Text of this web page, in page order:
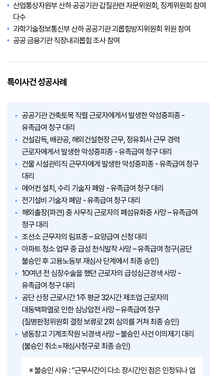
산업통상자원부 산하 공공기관 갑질관련 자문위원회, 징계위원회 참여
다수
과학기술정보통신부 산하 공공기관 괴롭힘방지위원회 위원 참여
공공 금융기관 직장내괴롭힘 조사 참여
특이사건 성공사례
공공기관 건축토목 직렬 근로자에게서 발생한 악성중피종 -
유족급여 청구 대리
건설감독, 배관공, 해외건설현장 근무, 정유회사 근무 경력
근로자에게서 발생한 악성중피종 - 유족급여 청구 대리
건물 시설관리직 근무자에게 발생한 악성중피종 - 유족급여 청구
대리
에어컨 설치, 수리 기술자 폐암 - 유족급여 청구 대리
전기설비 기술자 폐암 - 유족급여 청구 대리
해외출장(파견) 중 사무직 근로자의 폐섬유화증 사망 – 유족급여
청구 대리
조선소 근무자의 림프종 – 요양급여 신청 대리
아파트 청소 업무 중 급성 천식발작 사망 – 유족급여 청구(공단
불승인 후 고용노동부 재심사 단계에서 최종 승인)
10여년 전 심장수술을 했던 근로자의 급성심근경색 사망 -
유족급여 청구 대리
공단 산정 근로시간 1주 평균 32시간 제조업 근로자의
대동맥파열로 인한 심낭압전 사망 – 유족급여 청구
(질병판정위원회 결정 보류로 2회 심의를 거쳐 최종 승인)
냉동창고 기계조작원 뇌경색 사망 – 불승인 사건 이의제기 대리
(불승인 취소=재심사청구로 최종 승인)
※ 불승인 사유 : “근무시간이 다소 장시간인 점은 인정되나 업